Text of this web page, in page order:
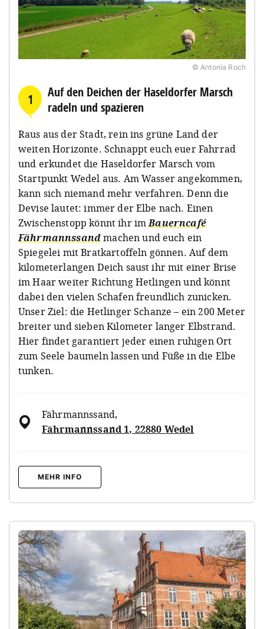
© Antonia Roch
1
Auf den Deichen der Haseldorfer Marsch
radeln und spazieren
Raus aus der Stadt, rein ins grüne Land der
weiten Horizonte. Schnappt euch euer Fahrrad
und erkundet die Haseldorfer Marsch vom
Startpunkt Wedel aus. Am Wasser angekommen,
kann sich niemand mehr verfahren. Denn die
Devise lautet: immer der Elbe nach. Einen
Zwischenstopp könnt ihr imBauerncafé
Fährmannssandmachen und euch ein
Spiegelei mit Bratkartoffeln gönnen. Auf dem
kilometerlangen Deich saust ihr mit einer Brise
im Haar weiter Richtung Hetlingen und könnt
dabei den vielen Schafen freundlich zunicken.
Unser Ziel: die Hetlinger Schanze – ein 200 Meter
breiter und sieben Kilometer langer Elbstrand.
Hier findet garantiert jeder einen ruhigen Ort
zum Seele baumeln lassen und Füße in die Elbe
tunken.
Fährmannssand,
Fährmannssand 1, 22880 Wedel
MEHR INFO